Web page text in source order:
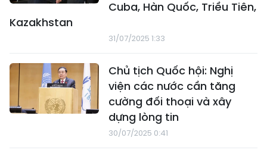
Cuba, Hàn Quốc, Triều Tiên,
Kazakhstan
31/07/2025 1:33
Chủ tịch Quốc hội: Nghị
viện các nước cần tăng
cường đối thoại và xây
dựng lòng tin
30/07/2025 0:41